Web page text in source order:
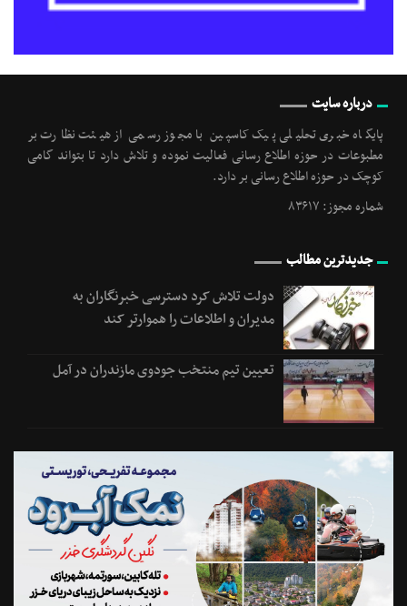
درباره سایت
پایگاه خبری تحلیلی پیک کاسپین با مجوز رسمی از هیئت نظارت بر
مطبوعات در حوزه اطلاع رسانی فعالیت نموده و تلاش دارد تا بتواند گامی
کوچک در حوزه اطلاع رسانی بر دارد.
شماره مجوز: ۸۳۶۱۷
جدیدترین مطالب
دولت تلاش کرد دسترسی خبرنگاران به
مدیران و اطلاعات را هموارتر کند
تعیین تیم منتخب جودوی مازندران در آمل